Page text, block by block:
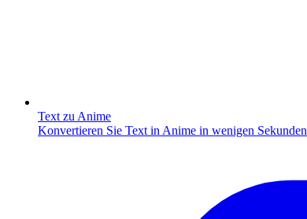
Text zu Anime
Konvertieren Sie Text in Anime in wenigen Sekunden